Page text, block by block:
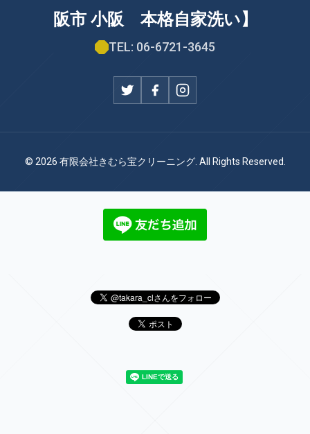
阪市 小阪 本格自家洗い】
TEL: 06-6721-3645
© 2026 有限会社きむら宝クリーニング. All Rights Reserved.